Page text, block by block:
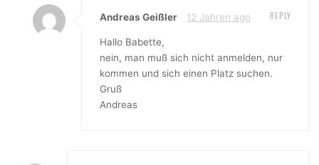
Andreas Geißler 12 Jahren ago REPLY
Hallo Babette,
nein, man muß sich nicht anmelden, nur
kommen und sich einen Platz suchen.
Gruß
Andreas